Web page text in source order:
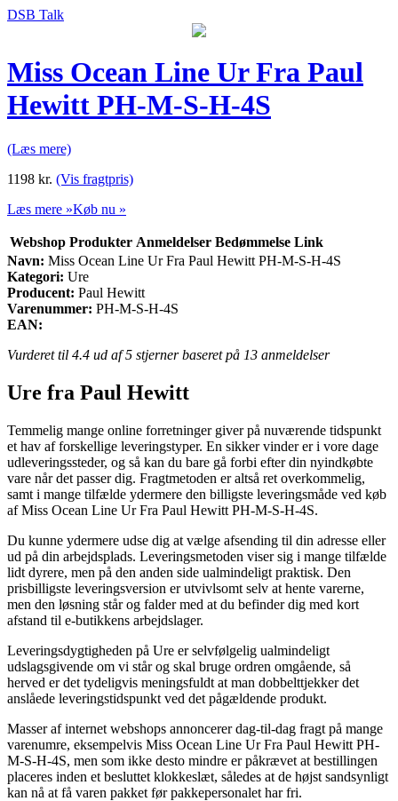
DSB Talk
Miss Ocean Line Ur Fra Paul
Hewitt PH-M-S-H-4S
(Læs mere)
1198 kr. (Vis fragtpris)
Læs mere »Køb nu »
Webshop Produkter Anmeldelser Bedømmelse Link
Navn: Miss Ocean Line Ur Fra Paul Hewitt PH-M-S-H-4S
Kategori: Ure
Producent: Paul Hewitt
Varenummer: PH-M-S-H-4S
EAN:
Vurderet til 4.4 ud af 5 stjerner baseret på 13 anmeldelser
Ure fra Paul Hewitt
Temmelig mange online forretninger giver på nuværende tidspunkt
et hav af forskellige leveringstyper. En sikker vinder er i vore dage
udleveringssteder, og så kan du bare gå forbi efter din nyindkøbte
vare når det passer dig. Fragtmetoden er altså ret overkommelig,
samt i mange tilfælde ydermere den billigste leveringsmåde ved køb
af Miss Ocean Line Ur Fra Paul Hewitt PH-M-S-H-4S.
Du kunne ydermere udse dig at vælge afsending til din adresse eller
ud på din arbejdsplads. Leveringsmetoden viser sig i mange tilfælde
lidt dyrere, men på den anden side ualmindeligt praktisk. Den
prisbilligste leveringsversion er utvivlsomt selv at hente varerne,
men den løsning står og falder med at du befinder dig med kort
afstand til e-butikkens arbejdslager.
Leveringsdygtigheden på Ure er selvfølgelig ualmindeligt
udslagsgivende om vi står og skal bruge ordren omgående, så
herved er det tydeligvis meningsfuldt at man dobbelttjekker det
anslåede leveringstidspunkt ved det pågældende produkt.
Masser af internet webshops annoncerer dag-til-dag fragt på mange
varenumre, eksempelvis Miss Ocean Line Ur Fra Paul Hewitt PH-
M-S-H-4S, men som ikke desto mindre er påkrævet at bestillingen
placeres inden et besluttet klokkeslæt, således at de højst sandsynligt
kan nå at få varen pakket før pakkepersonalet har fri.